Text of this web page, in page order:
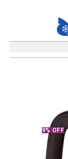
9% OFF